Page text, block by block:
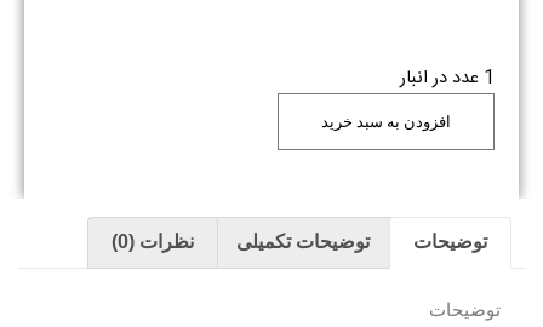
1 عدد در انبار
افزودن به سبد خرید
توضیحات توضیحات تکمیلی نظرات (0)
توضیحات